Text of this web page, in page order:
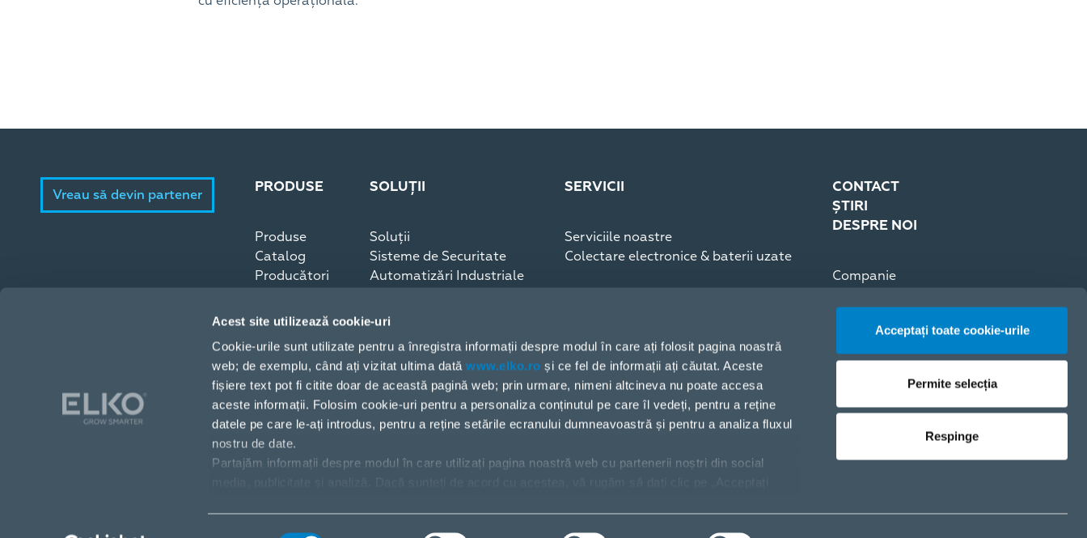
Acest site utilizează cookie-uri
Cookie-urile sunt utilizate pentru a înregistra informații despre modul în care ați folosit pagina noastră
web; de exemplu, când ați vizitat ultima datăwww.elko.ro și ce fel de informații ați căutat. Aceste
fișiere text pot fi citite doar de această pagină web; prin urmare, nimeni altcineva nu poate accesa
aceste informații. Folosim cookie-uri pentru a personaliza conținutul pe care îl vedeți, pentru a reține
datele pe care le-ați introdus, pentru a reține setările ecranului dumneavoastră și pentru a analiza fluxul
nostru de date.
Partajăm informații despre modul în care utilizați pagina noastră web cu partenerii noștri din social
Acceptați toate cookie-urile
Permite selecția
Respinge
Vreau să devin partener PRODUSE
Produse
Catalog
Producători
SOLUȚII
Soluții
Sisteme de Securitate
Automatizări Industriale
Sisteme de comunicaţii
SERVICII
Serviciile noastre
Colectare electronice & baterii uzate
CONTACT
ȘTIRI
DESPRE NOI
Companie
Cariere
Certificări ISO
Strada Copilului 18, București, 012178, România
Setări cookies